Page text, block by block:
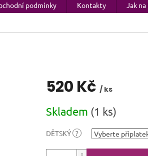
podmínky Kontakty Jak na
520 Kč / ks
cena:
Skladem (1 ks)
DĚTSKÝ ?